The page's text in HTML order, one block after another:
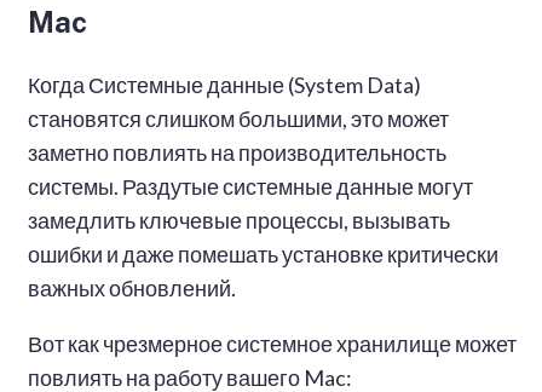
Mac
Когда Системные данные (System Data)
становятся слишком большими, это может
заметно повлиять на производительность
системы. Раздутые системные данные могут
замедлить ключевые процессы, вызывать
ошибки и даже помешать установке критически
важных обновлений.
Вот как чрезмерное системное хранилище может
повлиять на работу вашего Mac: